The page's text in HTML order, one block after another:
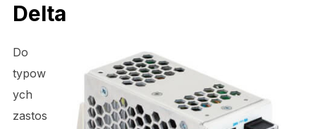
Delta
Do
typow
ych
zastos